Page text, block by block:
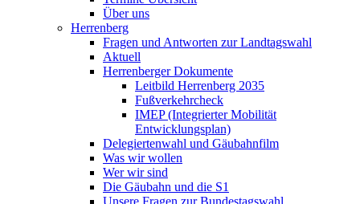
Über uns
Herrenberg
Fragen und Antworten zur Landtagswahl
Aktuell
Herrenberger Dokumente
Leitbild Herrenberg 2035
Fußverkehrcheck
IMEP (Integrierter Mobilität
Entwicklungsplan)
Delegiertenwahl und Gäubahnfilm
Was wir wollen
Wer wir sind
Die Gäubahn und die S1
Unsere Fragen zur Bundestagswahl